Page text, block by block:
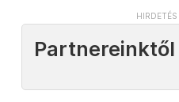
Partnereinktől